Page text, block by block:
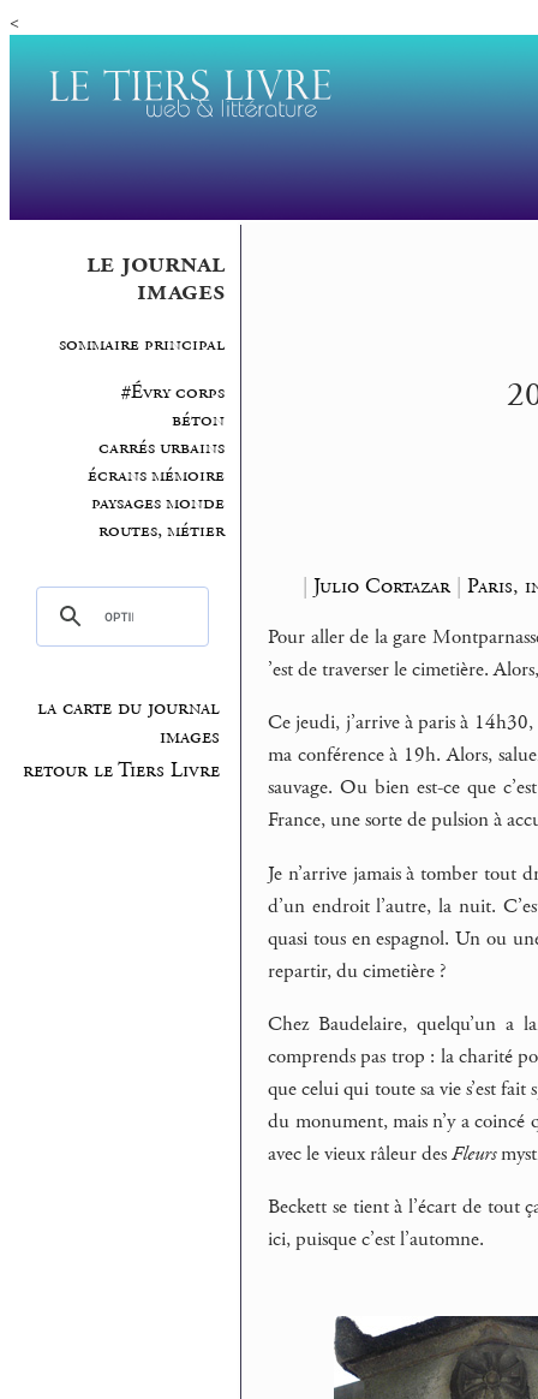
<
le journal
images
sommaire principal
#Évry corps
béton
carrés urbains
écrans mémoire
paysages monde
routes, métier
la carte du journal
images
retour le Tiers Livre
| Julio Cortazar| Paris,
Pour aller de la gare
’est de traverser le cimetière.
Ce jeudi, j’arrive à paris à
ma conférence à 19h. Alors,
sauvage. Ou bien est-ce que
France, une sorte de pulsion à
Je n’arrive jamais à tomber tout
d’un endroit l’autre, la nuit.
quasi tous en espagnol. Un ou
repartir, du cimetière ?
Chez Baudelaire, quelqu’un a
comprends pas trop : la charité
que celui qui toute sa vie s’est
du monument, mais n’y a coincé
avec le vieux râleur desFleurs
Beckett se tient à l’écart de tout
ici, puisque c’est l’automne.